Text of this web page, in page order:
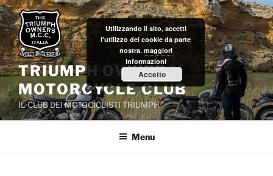
Salta
al
contenuto
TRIUMPH OWNERS'
MOTORCYCLE CLUB
IL CLUB DEI MOTOCICLISTI TRIUMPH
Menu
Utilizzando il sito, accetti
l'utilizzo dei cookie da parte
nostra. maggiori
informazioni
Accetto